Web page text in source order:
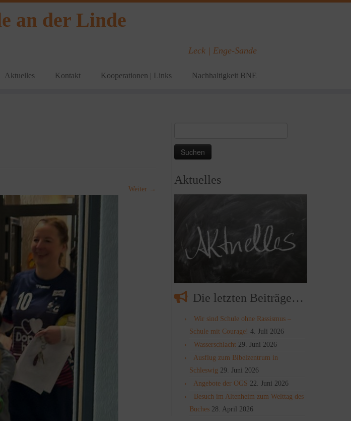
an der Linde
Leck | Enge-Sande
Aktuelles Kontakt Kooperationen | Links Nachhaltigkeit BNE
Weiter →
Aktuelles
Die letzten Beiträge…
Wir sind Schule ohne Rassismus –
Schule mit Courage! 4. Juli 2026
Wasserschlacht 29. Juni 2026
Ausflug zum Bibelzentrum in
Schleswig 29. Juni 2026
Angebote der OGS 22. Juni 2026
Besuch im Altenheim zum Welttag des
Buches 28. April 2026